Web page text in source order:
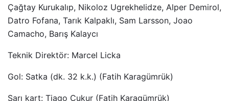
Çağtay Kurukalıp, Nikoloz Ugrekhelidze, Alper Demirol,
Datro Fofana, Tarık Kalpaklı, Sam Larsson, Joao
Camacho, Barış Kalaycı
Teknik Direktör: Marcel Licka
Gol: Satka (dk. 32 k.k.) (Fatih Karagümrük)
Sarı kart: Tiago Çukur (Fatih Karagümrük)